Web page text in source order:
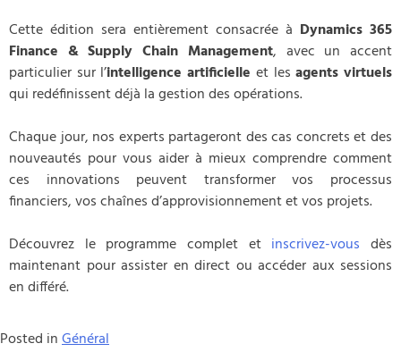
Cette édition sera entièrement consacrée à Dynamics 365
Finance & Supply Chain Management, avec un accent
particulier sur l’intelligence artificielle et lesagents virtuels
qui redéfinissent déjà la gestion des opérations.
Chaque jour, nos experts partageront des cas concrets et des
nouveautés pour vous aider à mieux comprendre comment
ces innovations peuvent transformer vos processus
financiers, vos chaînes d’approvisionnement et vos projets.
Découvrez le programme complet et inscrivez-vous dès
maintenant pour assister en direct ou accéder aux sessions
en différé.
Posted inGénéral